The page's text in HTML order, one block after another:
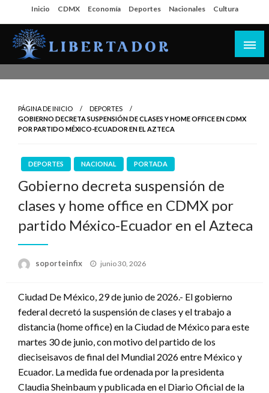
al
contenido
Inicio CDMX Economía Deportes Nacionales Cultura
PÁGINA DE INICIO
DEPORTES
GOBIERNO DECRETA SUSPENSIÓN DE CLASES Y HOME OFFICE EN CDMX
POR PARTIDO MÉXICO-ECUADOR EN EL AZTECA
DEPORTES NACIONAL PORTADA
Gobierno decreta suspensión de
clases y home office en CDMX por
partido México-Ecuador en el Azteca
soporteinfix
Publicado
junio 30, 2026
Ciudad De México, 29 de junio de 2026.- El gobierno
federal decretó la suspensión de clases y el trabajo a
distancia (home office) en la Ciudad de México para este
martes 30 de junio, con motivo del partido de los
dieciseisavos de final del Mundial 2026 entre México y
Ecuador. La medida fue ordenada por la presidenta
Claudia Sheinbaum y publicada en el Diario Oficial de la